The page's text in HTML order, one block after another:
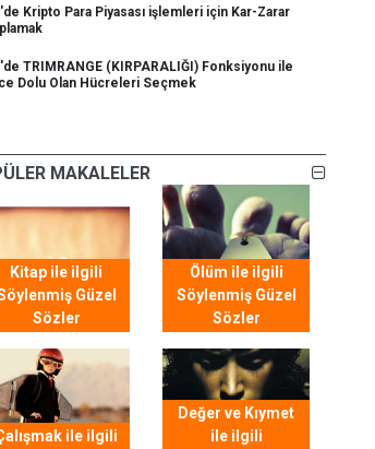
Kripto Para Piyasası işlemleri için Kar-Zarar
TRIMRANGE (KIRPARALIĞI) Fonksiyonu ile
Dolu Olan Hücreleri Seçmek
MAKALELER
Kitap ile ilgili
Güzel
Sözler
Ölüm ile ilgili
Söylenmiş Güzel
Sözler
ile ilgili
Değer ve Kıymet
ile ilgili